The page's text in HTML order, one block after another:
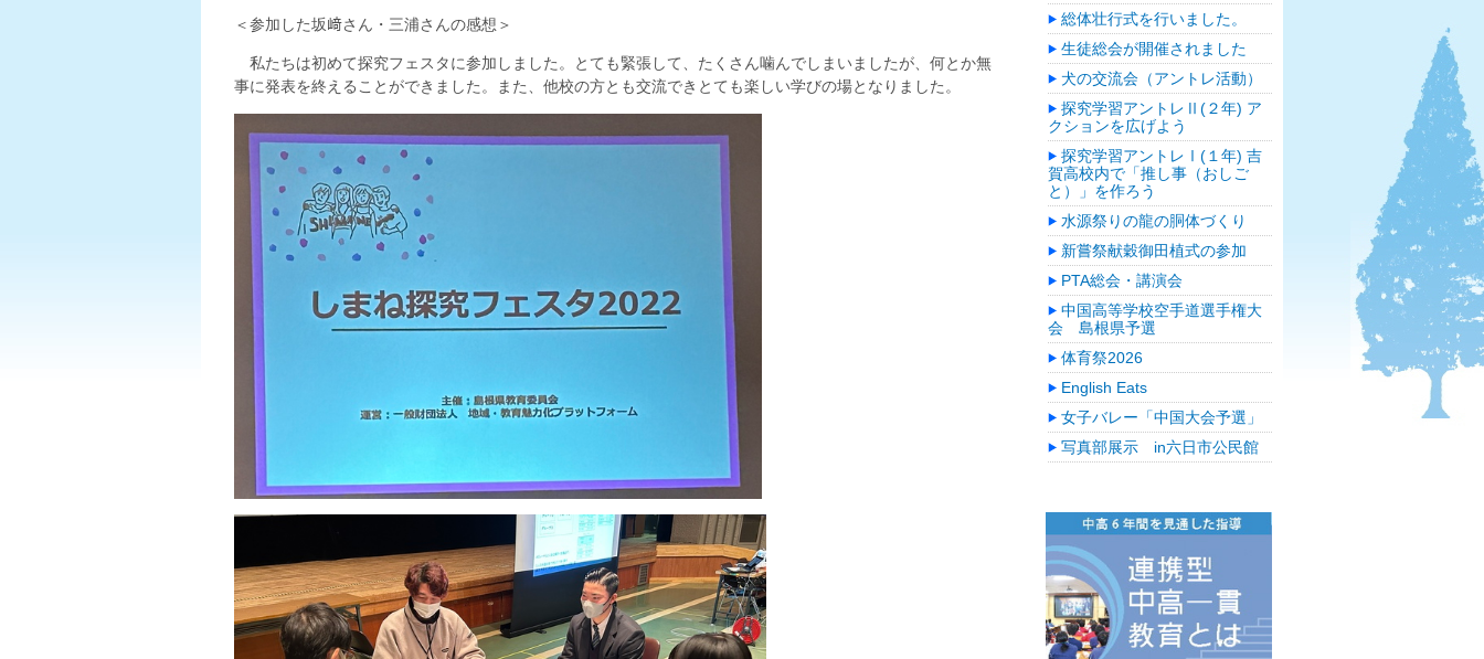
＜参加した坂﨑さん・三浦さんの感想＞
私たちは初めて探究フェスタに参加しました。とても緊張して、たくさん噛んでしまいましたが、何とか無
事に発表を終えることができました。また、他校の方とも交流できとても楽しい学びの場となりました。
総体壮行式を行いました。
生徒総会が開催されました
犬の交流会（アントレ活動）
探究学習アントレⅡ(２年) ア
クションを広げよう
探究学習アントレⅠ(１年) 吉
賀高校内で「推し事（おしご
と）」を作ろう
水源祭りの龍の胴体づくり
新嘗祭献穀御田植式の参加
PTA総会・講演会
中国高等学校空手道選手権大
会 島根県予選
体育祭2026
English Eats
女子バレー「中国大会予選」
写真部展示 in六日市公民館